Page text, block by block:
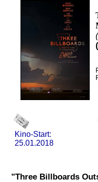
Kino-Start:
25.01.2018
"Three Billboards